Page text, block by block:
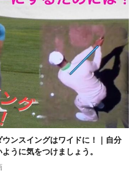
ンスイングはワイドに！｜自分
うに気をつけましょう。